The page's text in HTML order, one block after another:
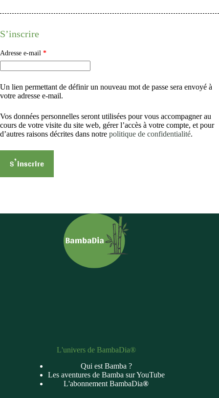
S’inscrire
Adresse e-mail *
Un lien permettant de définir un nouveau mot de passe sera envoyé à
votre adresse e-mail.
Vos données personnelles seront utilisées pour vous accompagner au
cours de votre visite du site web, gérer l’accès à votre compte, et pour
d’autres raisons décrites dans notre politique de confidentialité.
S’inscrire
L'univers de BambaDia®
Qui est Bamba ?
Les aventures de Bamba sur YouTube
L'abonnement BambaDia®